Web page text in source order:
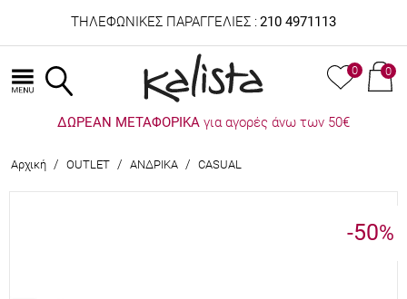
ΤΗΛΕΦΩΝΙΚΕΣ ΠΑΡΑΓΓΕΛΙΕΣ : 210 4971113
0 0
ΔΩΡΕΑΝ ΜΕΤΑΦΟΡΙΚΑ για αγορές άνω των 50€
Αρχική / OUTLET / ΑΝΔΡΙΚΑ / CASUAL
-50%